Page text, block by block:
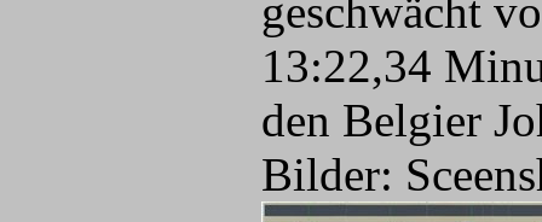
geschwächt
13:22,34
den Belgier
Bilder: